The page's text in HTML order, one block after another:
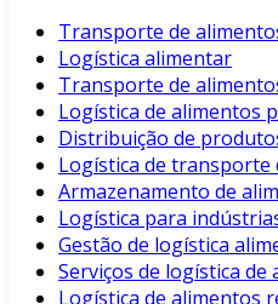
Transporte de
Logística alimentar
Transporte de
Logística de alimentos
Distribuição de
Logística de transporte
Armazenamento de
Logística para
Gestão de logística
Serviços de logística de
Logística de alimentos